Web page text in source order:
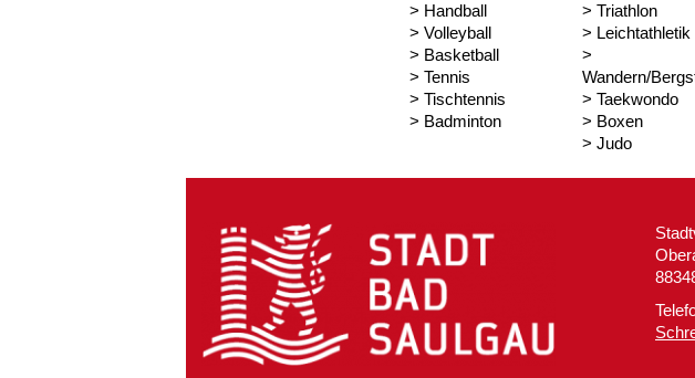
> Handball
> Volleyball
> Basketball
> Tennis
> Tischtennis
> Badminton
> Triathlon
> Leichtathletik
>
Wandern/
> Taekwondo
> Boxen
> Judo